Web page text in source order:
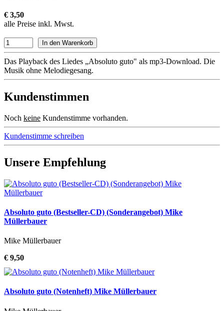
€ 3,50
alle Preise inkl. Mwst.
Das Playback des Liedes „Absoluto guto" als mp3-Download. Die
Musik ohne Melodiegesang.
Kundenstimmen
Noch keine Kundenstimme vorhanden.
Kundenstimme schreiben
Unsere Empfehlung
Absoluto guto (Bestseller-CD) (Sonderangebot) Mike
Müllerbauer
Mike Müllerbauer
€ 9,50
Absoluto guto (Notenheft) Mike Müllerbauer